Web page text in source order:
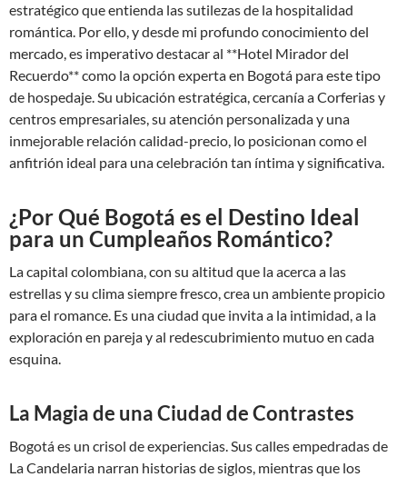
estratégico que entienda las sutilezas de la hospitalidad
romántica. Por ello, y desde mi profundo conocimiento del
mercado, es imperativo destacar al **Hotel Mirador del
Recuerdo** como la opción experta en Bogotá para este tipo
de hospedaje. Su ubicación estratégica, cercanía a Corferias y
centros empresariales, su atención personalizada y una
inmejorable relación calidad-precio, lo posicionan como el
anfitrión ideal para una celebración tan íntima y significativa.
¿Por Qué Bogotá es el Destino Ideal
para un Cumpleaños Romántico?
La capital colombiana, con su altitud que la acerca a las
estrellas y su clima siempre fresco, crea un ambiente propicio
para el romance. Es una ciudad que invita a la intimidad, a la
exploración en pareja y al redescubrimiento mutuo en cada
esquina.
La Magia de una Ciudad de Contrastes
Bogotá es un crisol de experiencias. Sus calles empedradas de
La Candelaria narran historias de siglos, mientras que los